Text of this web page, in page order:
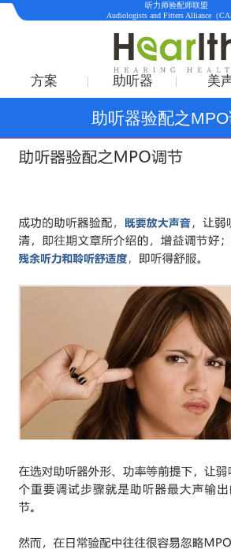
听力师验配师联盟
Audiologists and Fitters Alliance（
方案 助听器 美
助听器验配之